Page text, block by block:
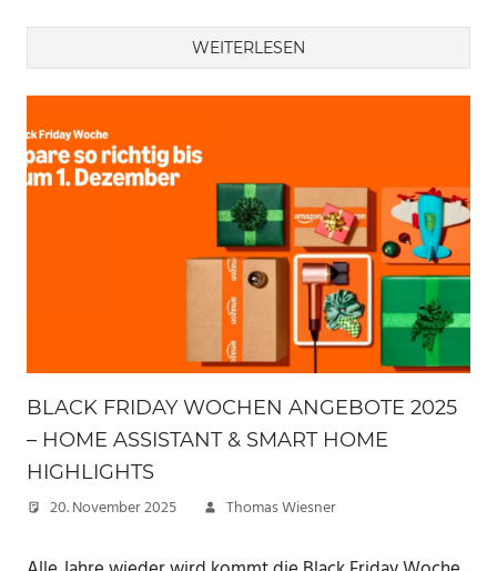
WEITERLESEN
BLACK FRIDAY WOCHEN ANGEBOTE 2025
– HOME ASSISTANT & SMART HOME
HIGHLIGHTS
20. November 2025 Thomas Wiesner